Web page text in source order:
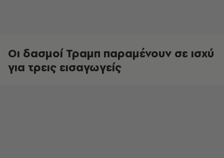
Οι δασμοί Τραμπ παραμένουν σε ισχύ
για τρεις εισαγωγείς